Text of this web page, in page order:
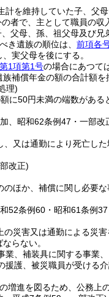
計を維持していた子、父
者で、主として職員の
父母、孫、祖父母及び兄
き遺族の順位は、 前項各
実父母を後にする。
第1項第1号の場合にあつて
補償年金の額の合計額を
理)
に50円未満の端数があ
、昭和62条例47・一部改
、又は通勤により死亡し
改正)
のほか、補償に関し必要
52条例60・昭和61条例
の災害又は通勤による災害
らない。
業、補装具に関する事業
援護、被災職員が受ける
増進を図るため、公務上